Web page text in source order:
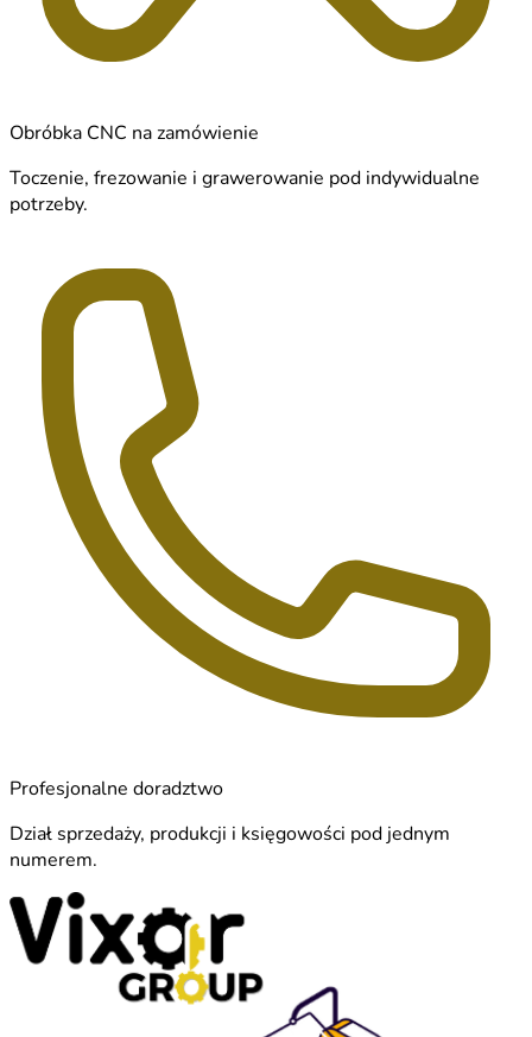
Obróbka CNC na zamówienie
Toczenie, frezowanie i grawerowanie pod indywidualne
potrzeby.
Profesjonalne doradztwo
Dział sprzedaży, produkcji i księgowości pod jednym
numerem.